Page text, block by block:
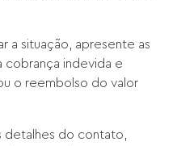
a situação, apresente as
cobrança indevida e
o reembolso do valor
detalhes do contato,